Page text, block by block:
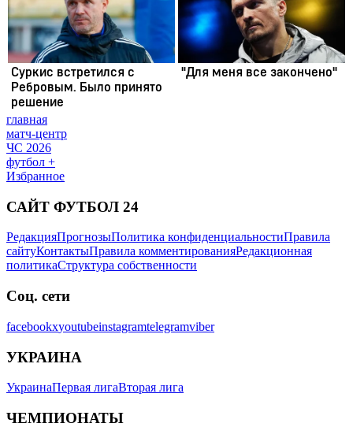
главная
матч-центр
ЧС 2026
футбол +
Избранное
САЙТ ФУТБОЛ 24
РедакцияПрогнозыПолитика конфиденциальностиПравила
сайтуКонтактыПравила комментированияРедакционная
политикаСтруктура собственности
Соц. сети
facebookxyoutubeinstagramtelegramviber
УКРАИНА
УкраинаПервая лигаВторая лига
ЧЕМПИОНАТЫ